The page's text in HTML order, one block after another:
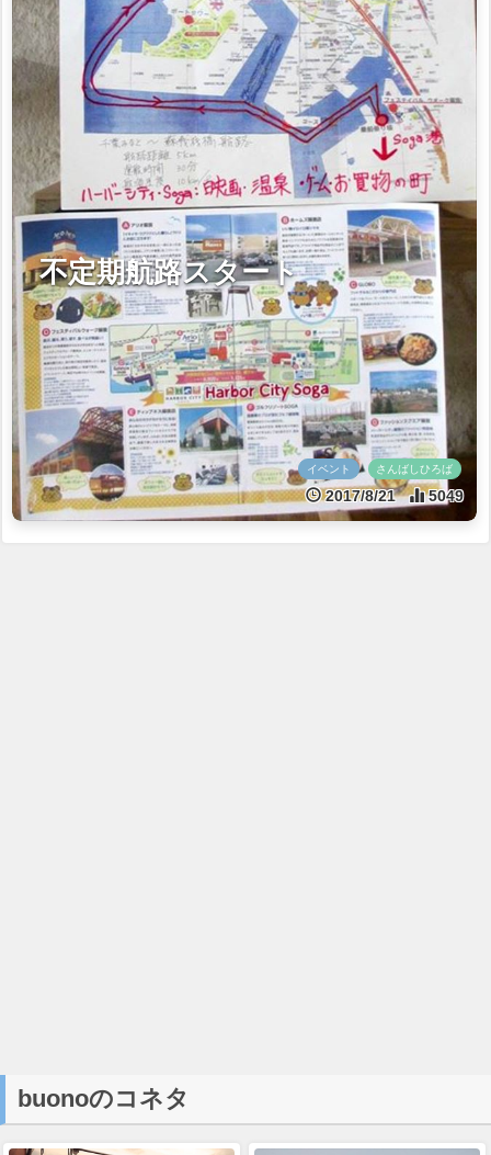
不定期航路スタート
イベント さんばしひろば
2017/8/21 5049
buonoのコネタ